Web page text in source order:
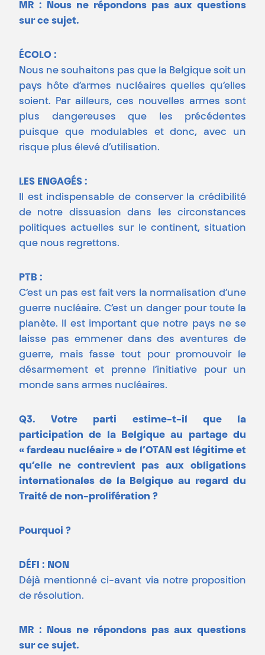
MR : Nous ne répondons pas aux questions
sur ce sujet.
ÉCOLO :
Nous ne souhaitons pas que la Belgique soit un
pays hôte d’armes nucléaires quelles qu’elles
soient. Par ailleurs, ces nouvelles armes sont
plus dangereuses que les précédentes
puisque que modulables et donc, avec un
risque plus élevé d’utilisation.
LES ENGAGÉS :
Il est indispensable de conserver la crédibilité
de notre dissuasion dans les circonstances
politiques actuelles sur le continent, situation
que nous regrettons.
PTB :
C’est un pas est fait vers la normalisation d’une
guerre nucléaire. C’est un danger pour toute la
planète. Il est important que notre pays ne se
laisse pas emmener dans des aventures de
guerre, mais fasse tout pour promouvoir le
désarmement et prenne l’initiative pour un
monde sans armes nucléaires.
Q3. Votre parti estime-t-il que la
participation de la Belgique au partage du
« fardeau nucléaire » de l’OTAN est légitime et
qu’elle ne contrevient pas aux obligations
internationales de la Belgique au regard du
Traité de non-prolifération ?
Pourquoi ?
DÉFI : NON
Déjà mentionné ci-avant via notre proposition
de résolution.
MR : Nous ne répondons pas aux questions
sur ce sujet.